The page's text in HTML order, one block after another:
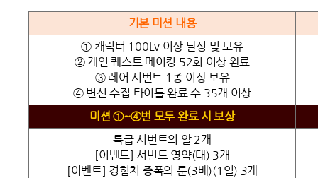
기본 미션 내용
① 캐릭터 100Lv 이상 달성 및 보유
② 개인 퀘스트 메이킹 52회 이상 완료
③ 레어 서번트 1종 이상 보유
④ 변신 수집 타이틀 완료 수 35개 이상
미션 ①~④번 모두완료 시 보상
특급 서번트의 알 2개
[이벤트] 서번트 영약(대) 3개
[이벤트] 경험치 증폭의 룬(3배)(1일) 3개